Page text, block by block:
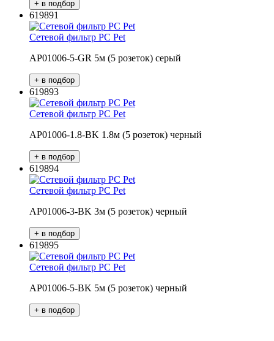
619891
Сетевой фильтр PC Pet
AP01006-5-GR 5м (5 розеток) серый
619893
Сетевой фильтр PC Pet
AP01006-1.8-BK 1.8м (5 розеток) черный
619894
Сетевой фильтр PC Pet
AP01006-3-BK 3м (5 розеток) черный
619895
Сетевой фильтр PC Pet
AP01006-5-BK 5м (5 розеток) черный